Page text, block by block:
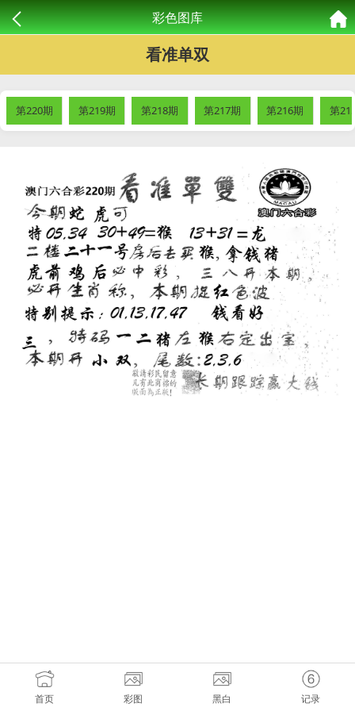
彩色图库
看准单双
第220期 第219期 第218期 第217期 第216期 第
首页 彩图 黑白 记录